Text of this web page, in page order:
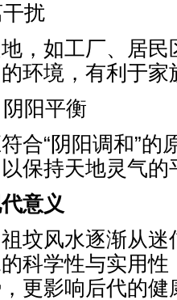
扰
，如工厂、居民
环境，有利于
阳平衡
合“阴阳调和”的
保持天地灵气的
意义
坟风水逐渐从
科学性与实用
更影响后代的健